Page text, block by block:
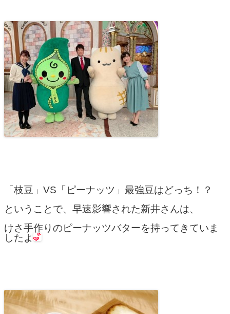
「枝豆」VS「ピーナッツ」最強豆はどっち！？
ということで、早速影響された新井さんは、
けさ手作りのピーナッツバターを持ってきていま
したよ